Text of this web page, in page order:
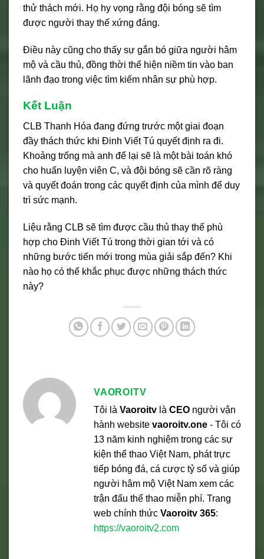
thử thách mới. Họ hy vọng rằng đội bóng sẽ tìm
được người thay thế xứng đáng.
Điều này cũng cho thấy sự gắn bó giữa người hâm
mộ và cầu thủ, đồng thời thể hiện niềm tin vào ban
lãnh đạo trong việc tìm kiếm nhân sự phù hợp.
Kết Luận
CLB Thanh Hóa đang đứng trước một giai đoạn
đầy thách thức khi Đinh Viết Tú quyết định ra đi.
Khoảng trống mà anh để lại sẽ là một bài toán khó
cho huấn luyện viên C, và đội bóng sẽ cần rõ ràng
và quyết đoán trong các quyết định của mình để duy
trì sức mạnh.
Liệu rằng CLB sẽ tìm được cầu thủ thay thế phù
hợp cho Đinh Viết Tú trong thời gian tới và có
những bước tiến mới trong mùa giải sắp đến? Khi
nào họ có thể khắc phục được những thách thức
này?
VAOROITV
Tôi là Vaoroitv là CEO người vận
hành website vaoroitv.one - Tôi có
13 năm kinh nghiệm trong các sự
kiện thể thao Việt Nam, phát trực
tiếp bóng đá, cá cược tỷ số và giúp
người hâm mộ Việt Nam xem các
trận đấu thể thao miễn phí. Trang
web chính thức Vaoroitv 365:
https://vaoroitv2.com